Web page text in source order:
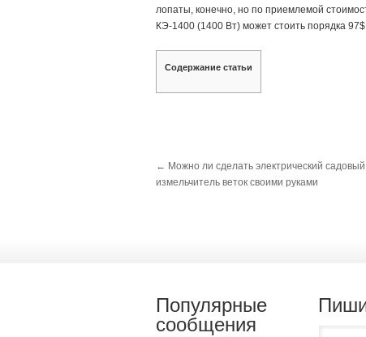
лопаты, конечно, но по приемлемой
КЭ-1400 (1400 Вт) может стоить порядка
Содержание статьи
← Можно ли сделать электрический садовый
измельчитель веток своими руками
Популярные
сообщения